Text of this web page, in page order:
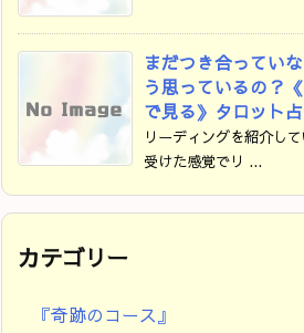
まだつき合ってい
う思っているの？
で見る》タロット
リーディングを紹介し
受けた感覚でリ ...
カテゴリー
『奇跡のコース』